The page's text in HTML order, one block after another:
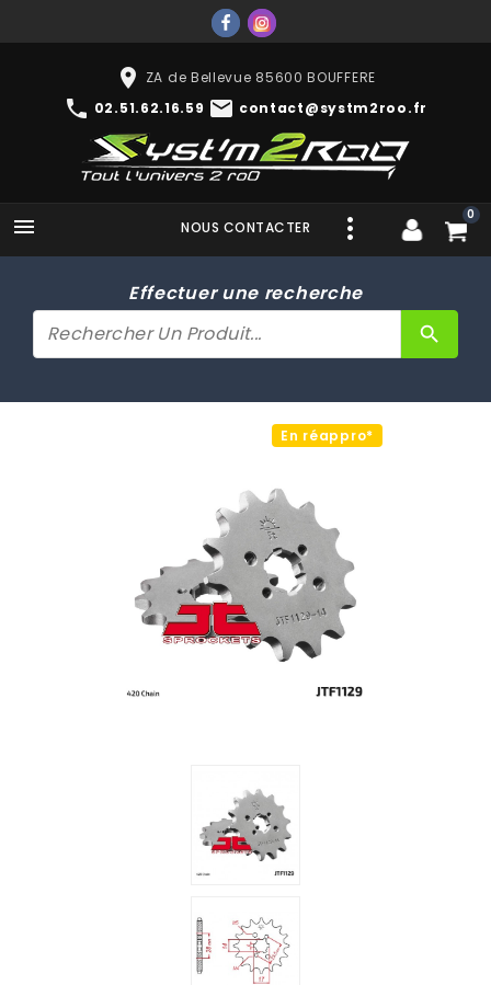
place ZA de Bellevue 85600 BOUFFERE
phone 02.51.62.16.59 mail contact@systm2roo.fr
 0
NOUS CONTACTER
Effectuer une recherche
search
En réappro*